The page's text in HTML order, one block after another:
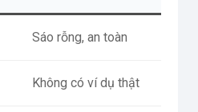
Sáo rỗng, an toàn
Không có ví dụ thật